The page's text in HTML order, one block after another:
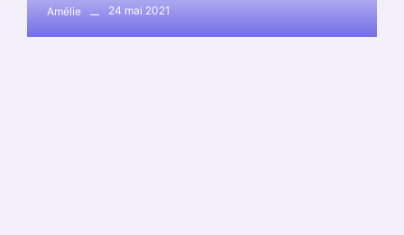
Amélie 24 mai 2021